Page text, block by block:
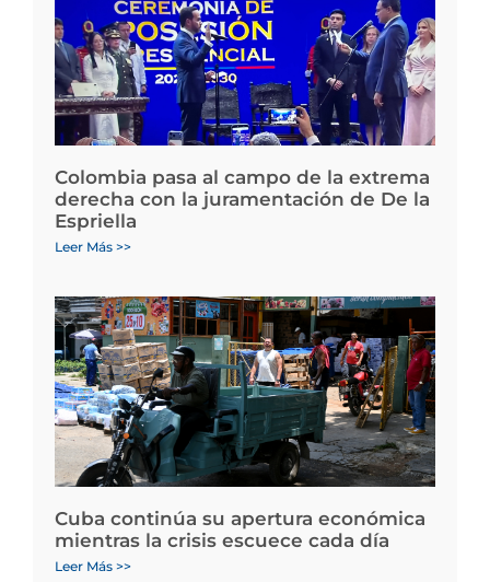
Colombia pasa al campo de la extrema
derecha con la juramentación de De la
Espriella
Leer Más >>
Cuba continúa su apertura económica
mientras la crisis escuece cada día
Leer Más >>